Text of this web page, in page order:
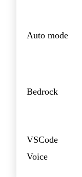
Auto mode
Bedrock
VSCode
Voice